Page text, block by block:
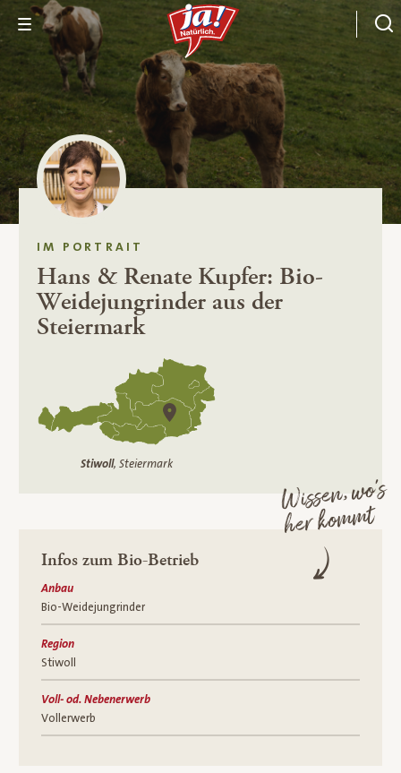
IM PORTRAIT
Hans & Renate Kupfer: Bio-
Weidejungrinder aus der
Steiermark
Stiwoll, Steiermark
Wissen, wo’s
her kommt
Infos zum Bio-Betrieb
Anbau
Bio-Weidejungrinder
Region
Stiwoll
Voll- od. Nebenerwerb
Vollerwerb